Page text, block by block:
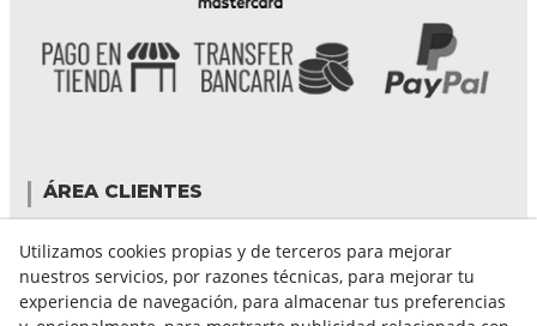
ÁREA CLIENTES
Mis compras
Cambiar contraseña
Crear cuenta
Utilizamos cookies propias y de terceros para mejorar
nuestros servicios, por razones técnicas, para mejorar tu
experiencia de navegación, para almacenar tus preferencias